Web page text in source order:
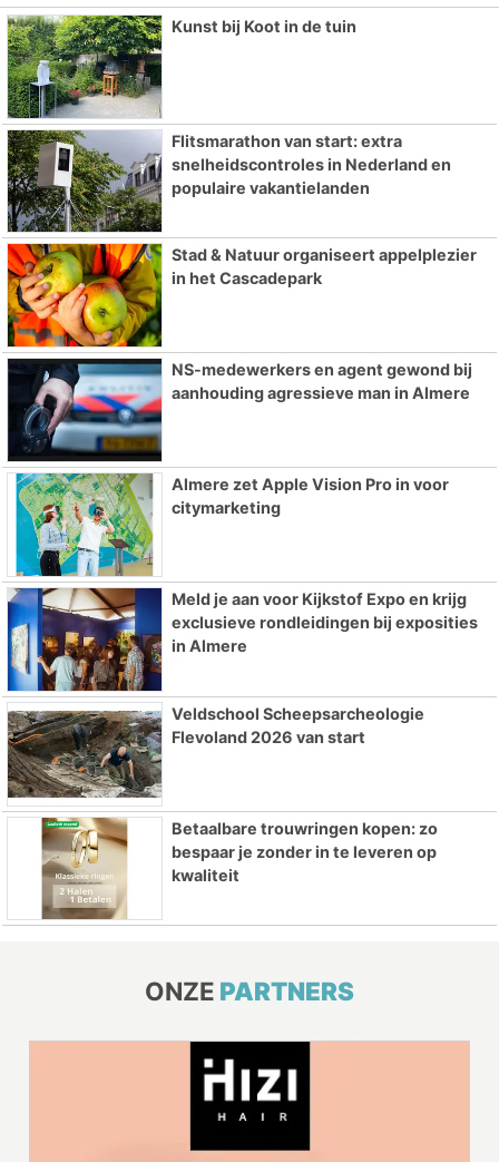
Kunst bij Koot in de tuin
Flitsmarathon van start: extra
snelheidscontroles in Nederland en
populaire vakantielanden
Stad & Natuur organiseert appelplezier
in het Cascadepark
NS-medewerkers en agent gewond bij
aanhouding agressieve man in Almere
Almere zet Apple Vision Pro in voor
citymarketing
Meld je aan voor Kijkstof Expo en krijg
exclusieve rondleidingen bij exposities
in Almere
Veldschool Scheepsarcheologie
Flevoland 2026 van start
Betaalbare trouwringen kopen: zo
bespaar je zonder in te leveren op
kwaliteit
ONZE PARTNERS